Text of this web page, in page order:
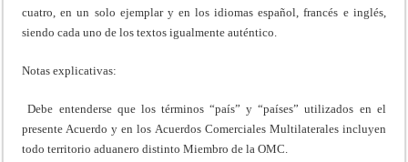
cuatro, en un solo ejemplar y en los idiomas español, francés e inglés,
siendo cada uno de los textos igualmente auténtico.
Notas explicativas:
Debe entenderse que los términos “país” y “países” utilizados en el
presente Acuerdo y en los Acuerdos Comerciales Multilaterales incluyen
todo territorio aduanero distinto Miembro de la OMC.